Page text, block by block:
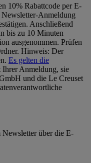
10% Rabattcode per E-
Anmeldung
Anschließend
bis zu 10 Minuten
ausgenommen. Prüfen
Hinweis: Der
Es gelten die
Anmeldung, sie
und die Le Creuset
über die E-